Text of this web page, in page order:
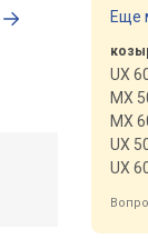
Еще
UX
MX
MX
UX
UX